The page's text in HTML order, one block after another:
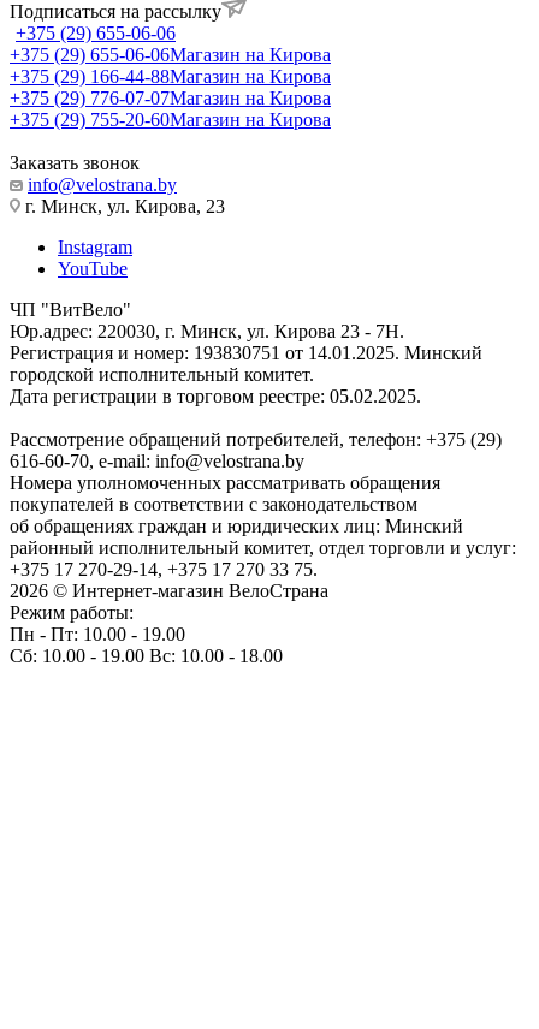
Подписаться на рассылку
+375 (29) 655-06-06
+375 (29) 655-06-06Магазин на Кирова
+375 (29) 166-44-88Магазин на Кирова
+375 (29) 776-07-07Магазин на Кирова
+375 (29) 755-20-60Магазин на Кирова
Заказать звонок
info@velostrana.by
г. Минск, ул. Кирова, 23
Instagram
YouTube
ЧП "ВитВело"
Юр.адрес: 220030, г. Минск, ул. Кирова 23 - 7Н.
Регистрация и номер: 193830751 от 14.01.2025. Минский
городской исполнительный комитет.
Дата регистрации в торговом реестре: 05.02.2025.
Рассмотрение обращений потребителей, телефон: +375 (29)
616-60-70, e-mail: info@velostrana.by
Номера уполномоченных рассматривать обращения
покупателей в соответствии с законодательством
об обращениях граждан и юридических лиц: Минский
районный исполнительный комитет, отдел торговли и услуг:
+375 17 270-29-14, +375 17 270 33 75.
2026 © Интернет-магазин ВелоСтрана
Режим работы:
Пн - Пт: 10.00 - 19.00
Сб: 10.00 - 19.00 Вс: 10.00 - 18.00